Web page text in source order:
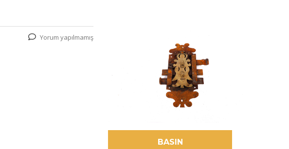
Yorum yapılmamış
BASIN